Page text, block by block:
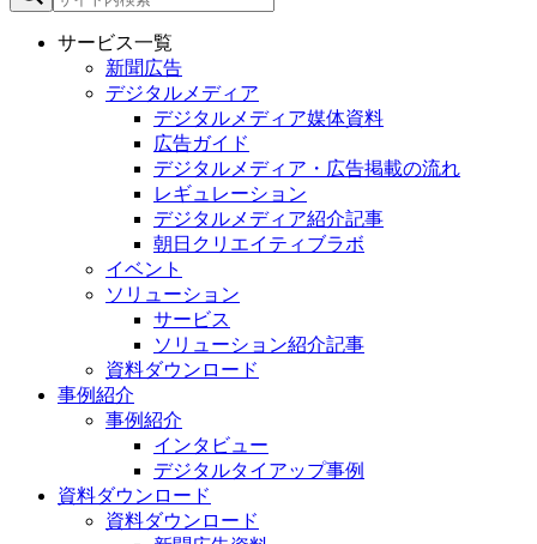
サービス一覧
新聞広告
デジタルメディア
デジタルメディア媒体資料
広告ガイド
デジタルメディア・広告掲載の流れ
レギュレーション
デジタルメディア紹介記事
朝日クリエイティブラボ
イベント
ソリューション
サービス
ソリューション紹介記事
資料ダウンロード
事例紹介
事例紹介
インタビュー
デジタルタイアップ事例
資料ダウンロード
資料ダウンロード